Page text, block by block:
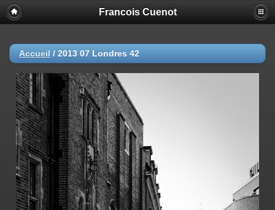
Francois Cuenot
Accueil / 2013 07 Londres 42